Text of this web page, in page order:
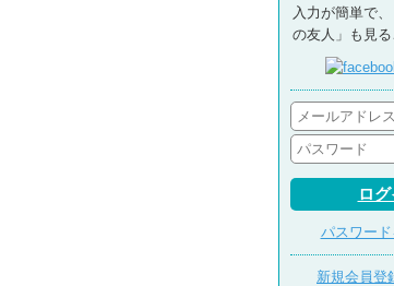
入力が簡単で
の友人」も見る
ロ
パスワー
新規会員登